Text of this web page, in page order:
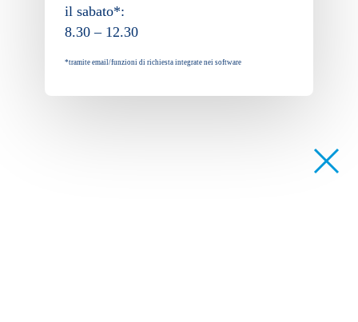
il sabato*:
8.30 – 12.30
*tramite email/funzioni di richiesta integrate nei software